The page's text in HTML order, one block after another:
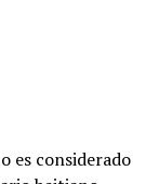
es considerado